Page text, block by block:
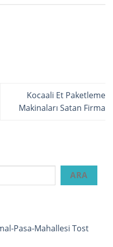
Kocaali Et Paketleme
Makinaları Satan Firma
ARA
Pasa-Mahallesi Tost